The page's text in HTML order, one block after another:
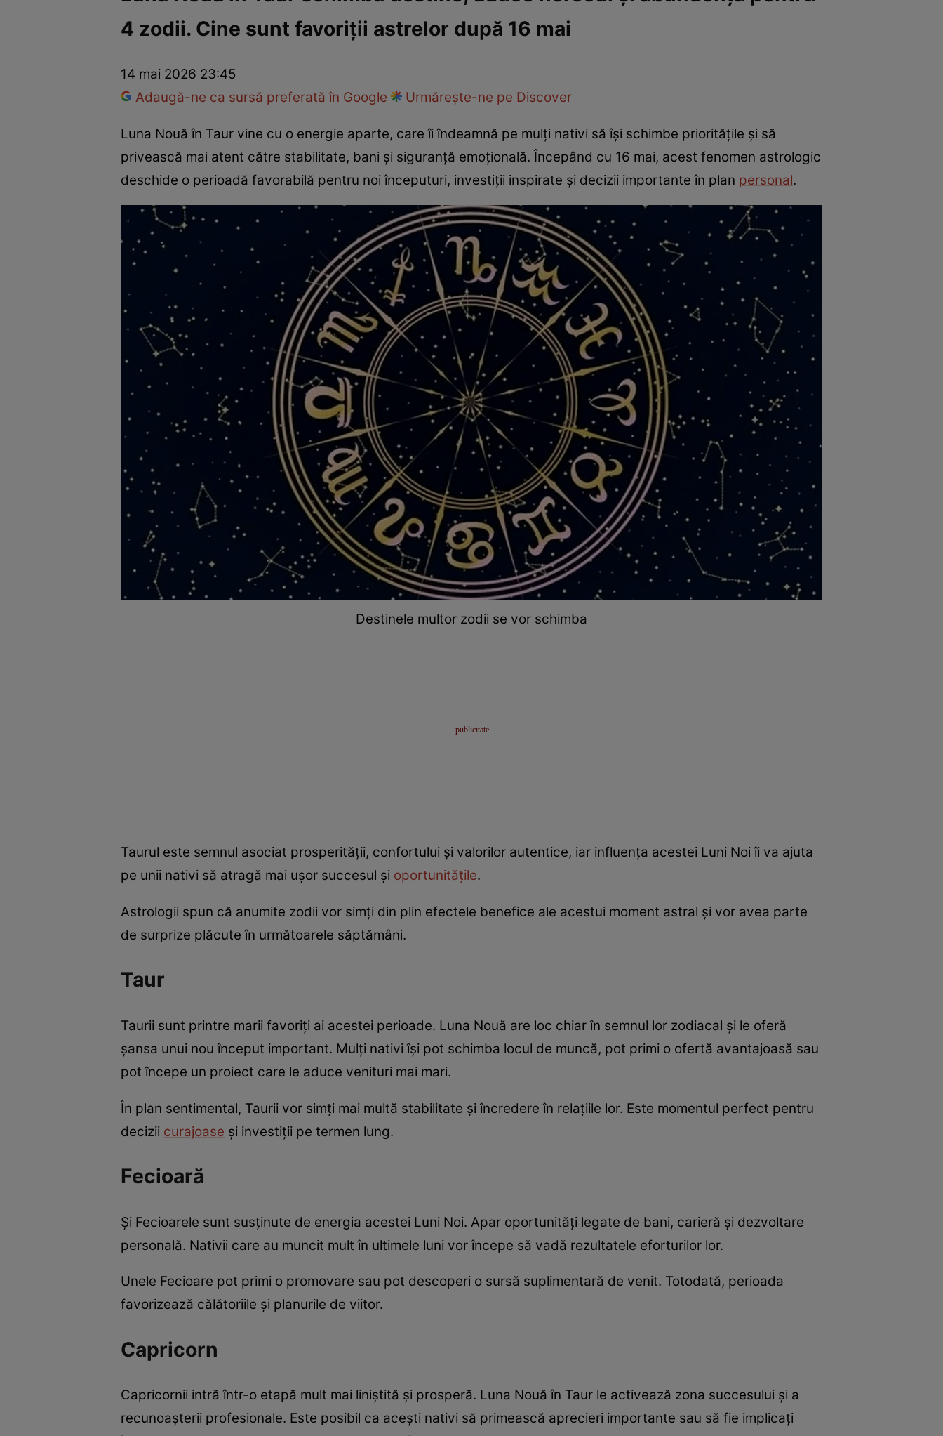
Dragoste și SexEvenimenteHoroscopRețete culinareTravel
4 zodii. Cine sunt favoriții astrelor după 16 mai
14 mai 2026 23:45
Adaugă-ne ca sursă preferată în Google
Urmărește-ne pe Discover
Luna Nouă în Taur vine cu o energie aparte, care îi îndeamnă pe mulți nativi să își schimbe prioritățile și să
privească mai atent către stabilitate, bani și siguranță emoțională. Începând cu 16 mai, acest fenomen astrologic
deschide o perioadă favorabilă pentru noi începuturi, investiții inspirate și decizii importante în plan personal.
Destinele multor zodii se vor schimba
Taurul este semnul asociat prosperității, confortului și valorilor autentice, iar influența acestei Luni Noi îi va ajuta
pe unii nativi să atragă mai ușor succesul și oportunitățile.
Astrologii spun că anumite zodii vor simți din plin efectele benefice ale acestui moment astral și vor avea parte
de surprize plăcute în următoarele săptămâni.
Taur
Taurii sunt printre marii favoriți ai acestei perioade. Luna Nouă are loc chiar în semnul lor zodiacal și le oferă
șansa unui nou început important. Mulți nativi își pot schimba locul de muncă, pot primi o ofertă avantajoasă sau
pot începe un proiect care le aduce venituri mai mari.
În plan sentimental, Taurii vor simți mai multă stabilitate și încredere în relațiile lor. Este momentul perfect pentru
decizii curajoase și investiții pe termen lung.
Fecioară
Și Fecioarele sunt susținute de energia acestei Luni Noi. Apar oportunități legate de bani, carieră și dezvoltare
personală. Nativii care au muncit mult în ultimele luni vor începe să vadă rezultatele eforturilor lor.
Unele Fecioare pot primi o promovare sau pot descoperi o sursă suplimentară de venit. Totodată, perioada
favorizează călătoriile și planurile de viitor.
Capricorn
Capricornii intră într-o etapă mult mai liniștită și prosperă. Luna Nouă în Taur le activează zona succesului și a
recunoașterii profesionale. Este posibil ca acești nativi să primească aprecieri importante sau să fie implicați